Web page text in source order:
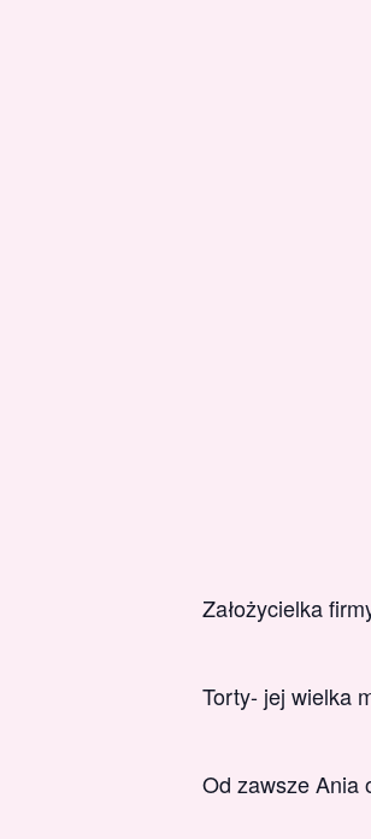
Założycielka
Torty- jej wielka
Od zawsze Ania